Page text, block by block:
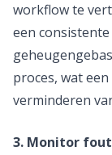
workflow te
een
proces, wat
verminderen
3. Monitor